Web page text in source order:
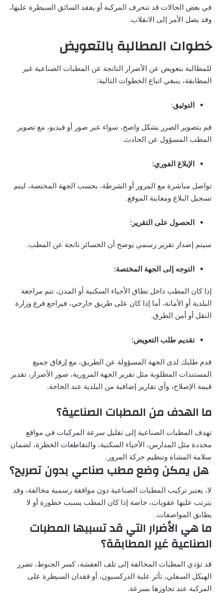
في بعض الحالات قد تنحرف المركبة أو يفقد السائق السيطرة عليها،
وقد يصل الأمر إلى الانقلاب.
خطوات المطالبة بالتعويض
للمطالبة بتعويض عن الأضرار الناتجة عن المطبات الصناعية غير
المطابقة، ينبغي اتباع الخطوات التالية:
التوثيق:
قم بتصوير الضرر بشكل واضح، سواء عبر صور أو فيديو، مع تصوير
المطب المسؤول عن الحادث.
الإبلاغ الفوري:
تواصل مباشرة مع المرور أو الشرطة، بحسب الجهة المختصة، ليتم
تسجيل البلاغ ومعاينة الموقع.
الحصول على التقرير:
سيتم إصدار تقرير رسمي يوضح أن الخسائر ناتجة عن المطب.
التوجه إلى الجهة المختصة:
إذا كان المطب داخل نطاق الأحياء السكنية أو المدن، تتم مراجعة
البلدية أو الأمانة، أما إذا كان على طريق خارجي، فيراجع فرع وزارة
النقل أو أمن الطرق.
تقديم طلب التعويض:
قدم طلبك لدى الجهة المسؤولة عن الطريق، مع إرفاق جميع
المستندات المطلوبة مثل تقرير الجهة المرورية، صور الأضرار، تقدير
قيمة الإصلاح، وأي تقارير إضافية من البلدية عند الحاجة.
ما الهدف من المطبات الصناعية؟
تهدف المطبات الصناعية إلى تقليل سرعة المركبات في مواقع
محددة مثل المدارس، الأحياء السكنية، والتقاطعات الخطرة، لضمان
سلامة المشاة وتنظيم حركة المرور.
هل يمكن وضع مطب صناعي بدون تصريح؟
لا، يعتبر تركيب المطبات الصناعية دون موافقة رسمية مخالفة، وقد
يترتب عليها عقوبات، خاصة إذا كان المطب يسبب خطورة أو لا
يطابق المواصفات.
ما هي الأضرار التي قد تسببها المطبات
الصناعية غير المطابقة؟
قد تؤدي المطبات المخالفة إلى تلف العفشة، كسر الجنوط، تضرر
الهيكل السفلي، تأثر علبة الدركسيون، أو فقدان السيطرة على
المركبة عند تجاوزها بسرعة.